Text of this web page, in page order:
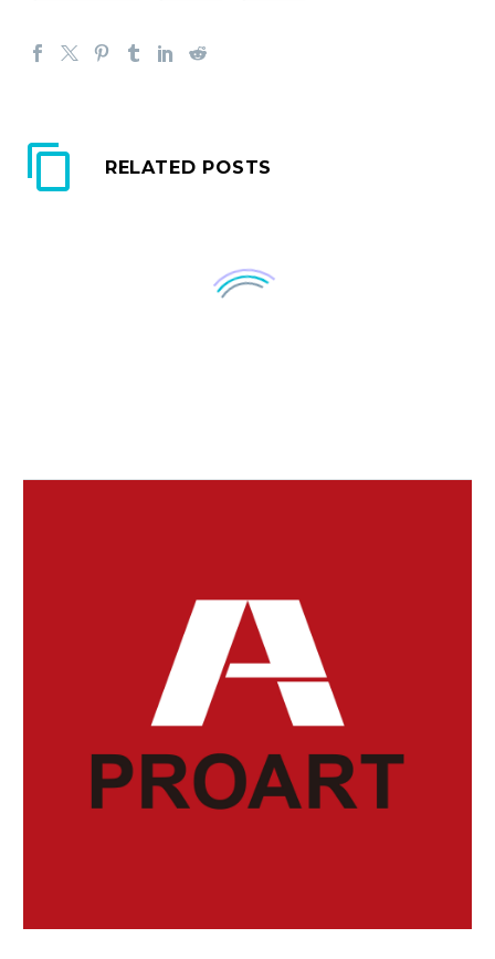
RELATED POSTS
15 3月 2024
むしばの進行
27 3月 2024
せっかち
せっかちな性格の人
は、一般的にストレス
を…
09 3月 2018
ブドウの皮と種
ブドウの種や皮には、
豊富なポリフェノー
07 11月 2016